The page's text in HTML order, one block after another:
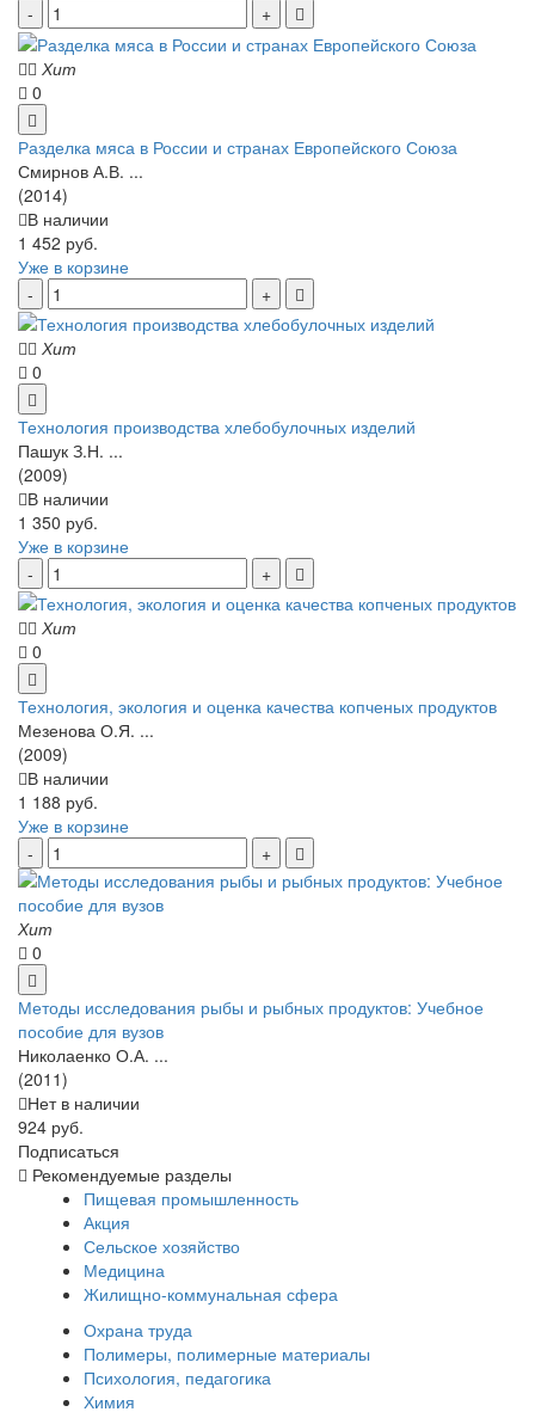
Хит
0
Разделка мяса в России и странах Европейского Союза
Смирнов А.В. ...
(2014)
В наличии
1 452 руб.
Уже в корзине
Хит
0
Технология производства хлебобулочных изделий
Пашук З.Н. ...
(2009)
В наличии
1 350 руб.
Уже в корзине
Хит
0
Технология, экология и оценка качества копченых продуктов
Мезенова О.Я. ...
(2009)
В наличии
1 188 руб.
Уже в корзине
Хит
0
Методы исследования рыбы и рыбных продуктов: Учебное
пособие для вузов
Николаенко О.А. ...
(2011)
Нет в наличии
924 руб.
Подписаться
Рекомендуемые разделы
Пищевая промышленность
Акция
Сельское хозяйство
Медицина
Жилищно-коммунальная сфера
Охрана труда
Полимеры, полимерные материалы
Психология, педагогика
Химия